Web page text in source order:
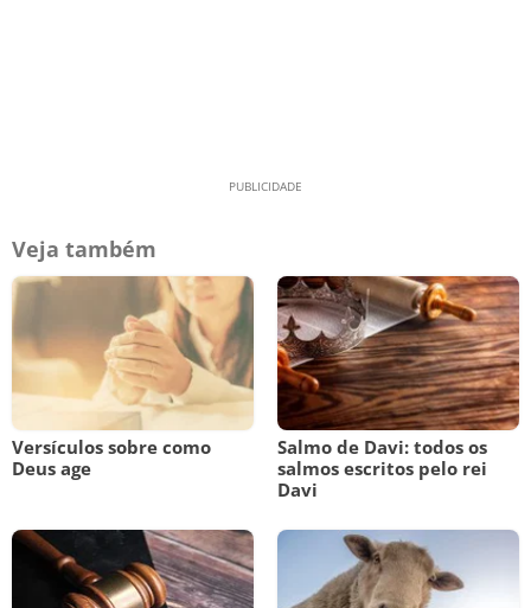
Veja também
Versículos sobre como
Deus age
Salmo de Davi: todos os
salmos escritos pelo rei
Davi